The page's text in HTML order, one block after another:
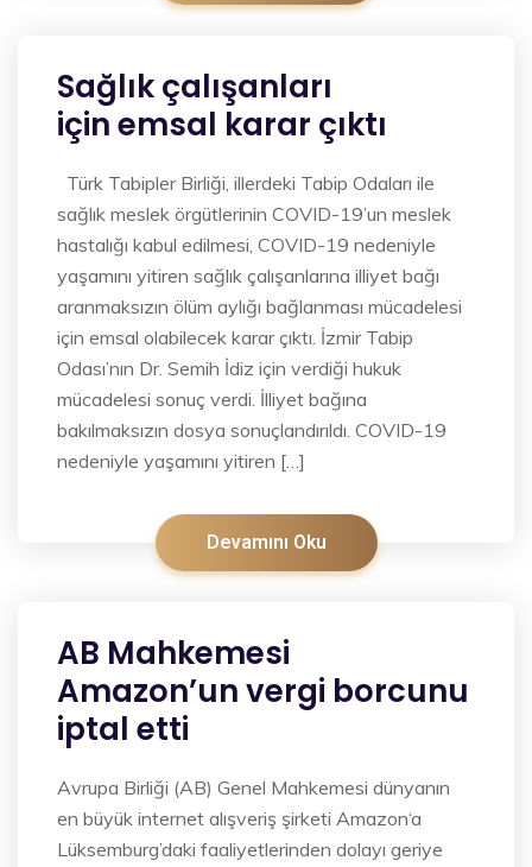
Sağlık çalışanları
için emsal karar çıktı
Türk Tabipler Birliği, illerdeki Tabip Odaları ile
sağlık meslek örgütlerinin COVID-19’un meslek
hastalığı kabul edilmesi, COVID-19 nedeniyle
yaşamını yitiren sağlık çalışanlarına illiyet bağı
aranmaksızın ölüm aylığı bağlanması mücadelesi
için emsal olabilecek karar çıktı. İzmir Tabip
Odası’nın Dr. Semih İdiz için verdiği hukuk
mücadelesi sonuç verdi. İlliyet bağına
bakılmaksızın dosya sonuçlandırıldı. COVID-19
nedeniyle yaşamını yitiren […]
Devamını Oku
AB Mahkemesi
Amazon’un vergi borcunu
iptal etti
Avrupa Birliği (AB) Genel Mahkemesi dünyanın
en büyük internet alışveriş şirketi Amazon‘a
Lüksemburg’daki faaliyetlerinden dolayı geriye